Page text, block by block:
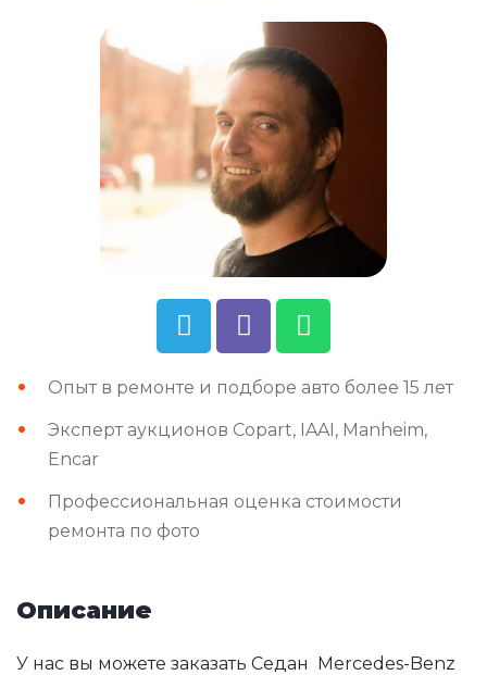
Опыт в ремонте и подборе авто более 15 лет
Эксперт аукционов Copart, IAAI, Manheim,
Encar
Профессиональная оценка стоимости
ремонта по фото
Описание
У нас вы можете заказать Седан Mercedes-Benz